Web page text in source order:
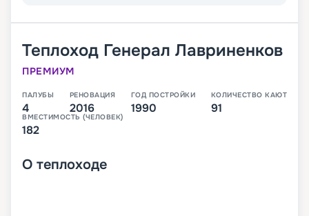
Теплоход Генерал Лавриненков
ПРЕМИУМ
ПАЛУБЫ
4
РЕНОВАЦИЯ
2016
ГОД ПОСТРОЙКИ
1990
КОЛИЧЕСТВО КАЮТ
91
ВМЕСТИМОСТЬ (ЧЕЛОВЕК)
182
О теплоходе